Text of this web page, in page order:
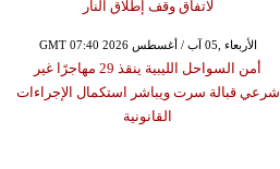
لاتفاق وقف إطلاق النار
GMT 07:40 2026 الأربعاء ,05 آب / أغسطس
أمن السواحل الليبية ينقذ 29 مهاجرًا غير
شرعي قبالة سرت ويباشر استكمال الإجراءات
القانونية